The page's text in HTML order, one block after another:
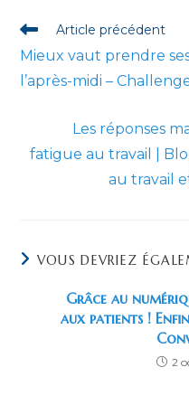
Read
articles
Article précédent
Mieux vaut prendre
l’après-midi –
Les réponses
fatigue au travail |
au travail
VOUS DEVRIEZ
Grâce au
aux patients !
2